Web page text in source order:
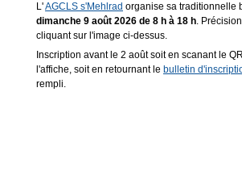
L'AGCLS s'Mehlrad organise sa traditionnelle
dimanche 9 août 2026 de 8 h à 18 h.
cliquant sur l'image ci-dessus.
Inscription avant le 2 août soit en scanant le
l'affiche, soit en retournant le bulletin
rempli.